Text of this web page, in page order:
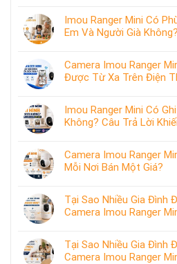
Imou Ranger Mini Có
Em Và Người Già Không?
Camera Imou Ranger
Được Từ Xa Trên Điện
Imou Ranger Mini Có
Không? Câu Trả Lời
Camera Imou Ranger
Mỗi Nơi Bán Một Giá?
Tại Sao Nhiều Gia Đình
Camera Imou Ranger
Tại Sao Nhiều Gia Đình
Camera Imou Ranger